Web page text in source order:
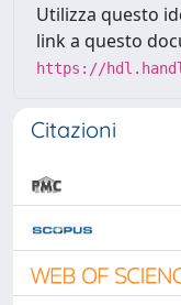
Utilizza questo
link a questo
https://
Citazioni